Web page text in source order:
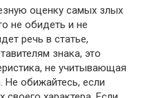
оценку самых злых
не обидеть и не
речь в статье,
знака, это
не учитывающая
Не обижайтесь, если